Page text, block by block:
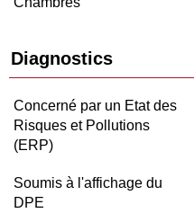
Diagnostics
Concerné par un Etat des
Risques et Pollutions
(ERP)
Soumis à l'affichage du
DPE